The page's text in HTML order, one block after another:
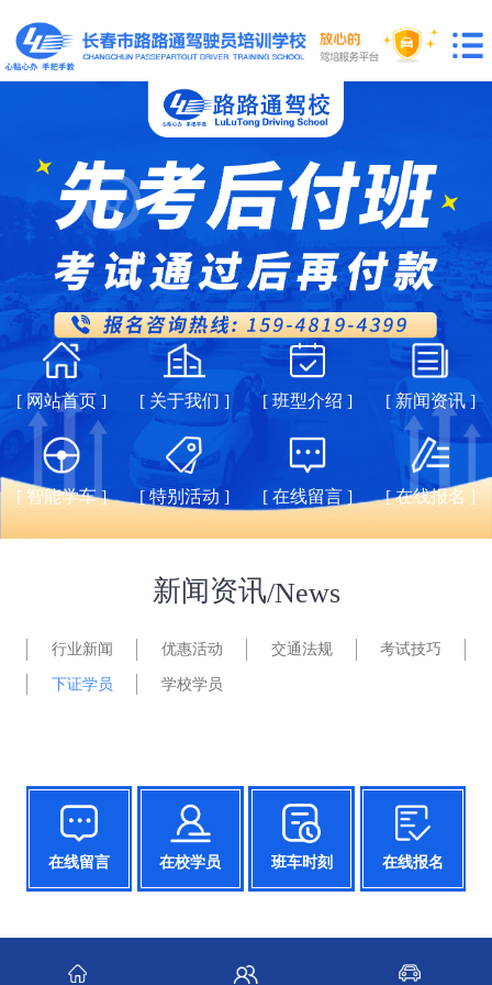
[ 网站首页 ] [ 关于我们 ] [ 班型介绍 ] [ 新闻资讯 ]
[ 智能学车 ] [ 特别活动 ] [ 在线留言 ] [ 在线报名 ]
新闻资讯/News
行业新闻 优惠活动 交通法规
考试技巧
下证学员
学校学员
在线留言 在校学员 班车时刻 在线报名